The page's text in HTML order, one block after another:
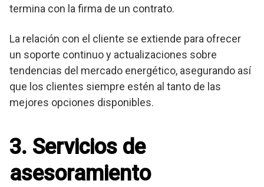
termina con la firma de un contrato.
La relación con el cliente se extiende para ofrecer
un soporte continuo y actualizaciones sobre
tendencias del mercado energético, asegurando así
que los clientes siempre estén al tanto de las
mejores opciones disponibles.
3. Servicios de
asesoramiento